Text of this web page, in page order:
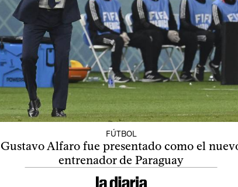
FÚTBOL
Gustavo Alfaro fue presentado como el
entrenador de Paraguay